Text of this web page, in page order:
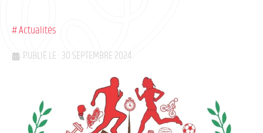
#Actualités
PUBLIÉ LE : 30 SEPTEMBRE 2024